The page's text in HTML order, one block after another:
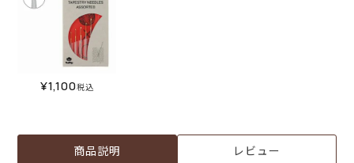
¥1,100税込
商品説明 レビュー